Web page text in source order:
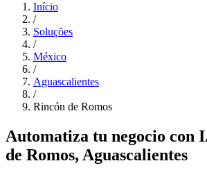
Início
/
Soluções
/
México
/
Aguascalientes
/
Rincón de Romos
Automatiza tu negocio con
de Romos, Aguascalientes